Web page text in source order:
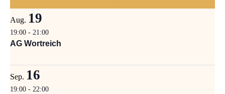
Aug. 19
19:00 - 21:00
AG Wortreich
Sep. 16
19:00 - 22:00